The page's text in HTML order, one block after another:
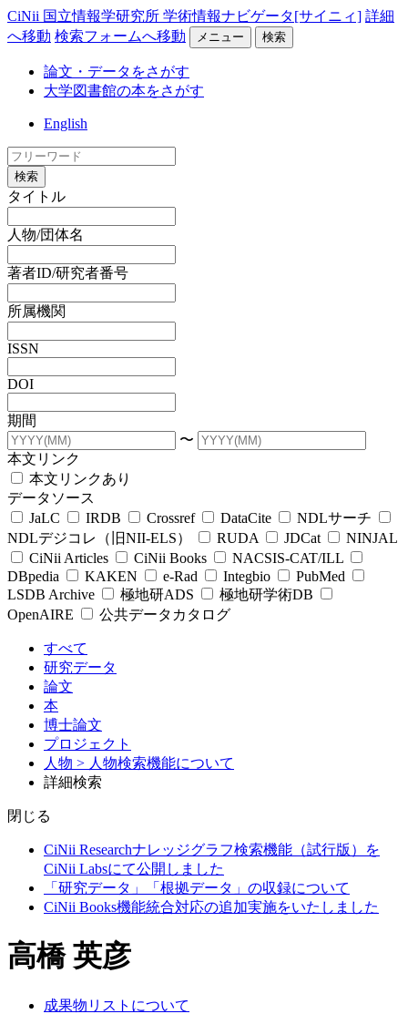
CiNii 国立情報学研究所 学術情報ナビゲータ[サイニィ] 詳細
へ移動 検索フォームへ移動 メニュー 検索
論文・データをさがす
大学図書館の本をさがす
English
検索
タイトル
人物/団体名
著者ID/研究者番号
所属機関
ISSN
DOI
期間
〜
本文リンク
本文リンクあり
データソース
JaLC
IRDB Crossref DataCite
NDLサーチ
NDLデジコレ（旧NII-ELS）
RUDA JDCat
NINJAL
CiNii Articles
CiNii Books
NACSIS-CAT/ILL
DBpedia
KAKEN e-Rad Integbio
PubMed
LSDB Archive
極地研ADS
極地研学術DB
OpenAIRE
公共データカタログ
すべて
研究データ
論文
本
博士論文
プロジェクト
人物 > 人物検索機能について
詳細検索
閉じる
CiNii Researchナレッジグラフ検索機能（試行版）を
CiNii Labsにて公開しました
「研究データ」「根拠データ」の収録について
CiNii Books機能統合対応の追加実施をいたしました
高橋 英彦
成果物リストについて